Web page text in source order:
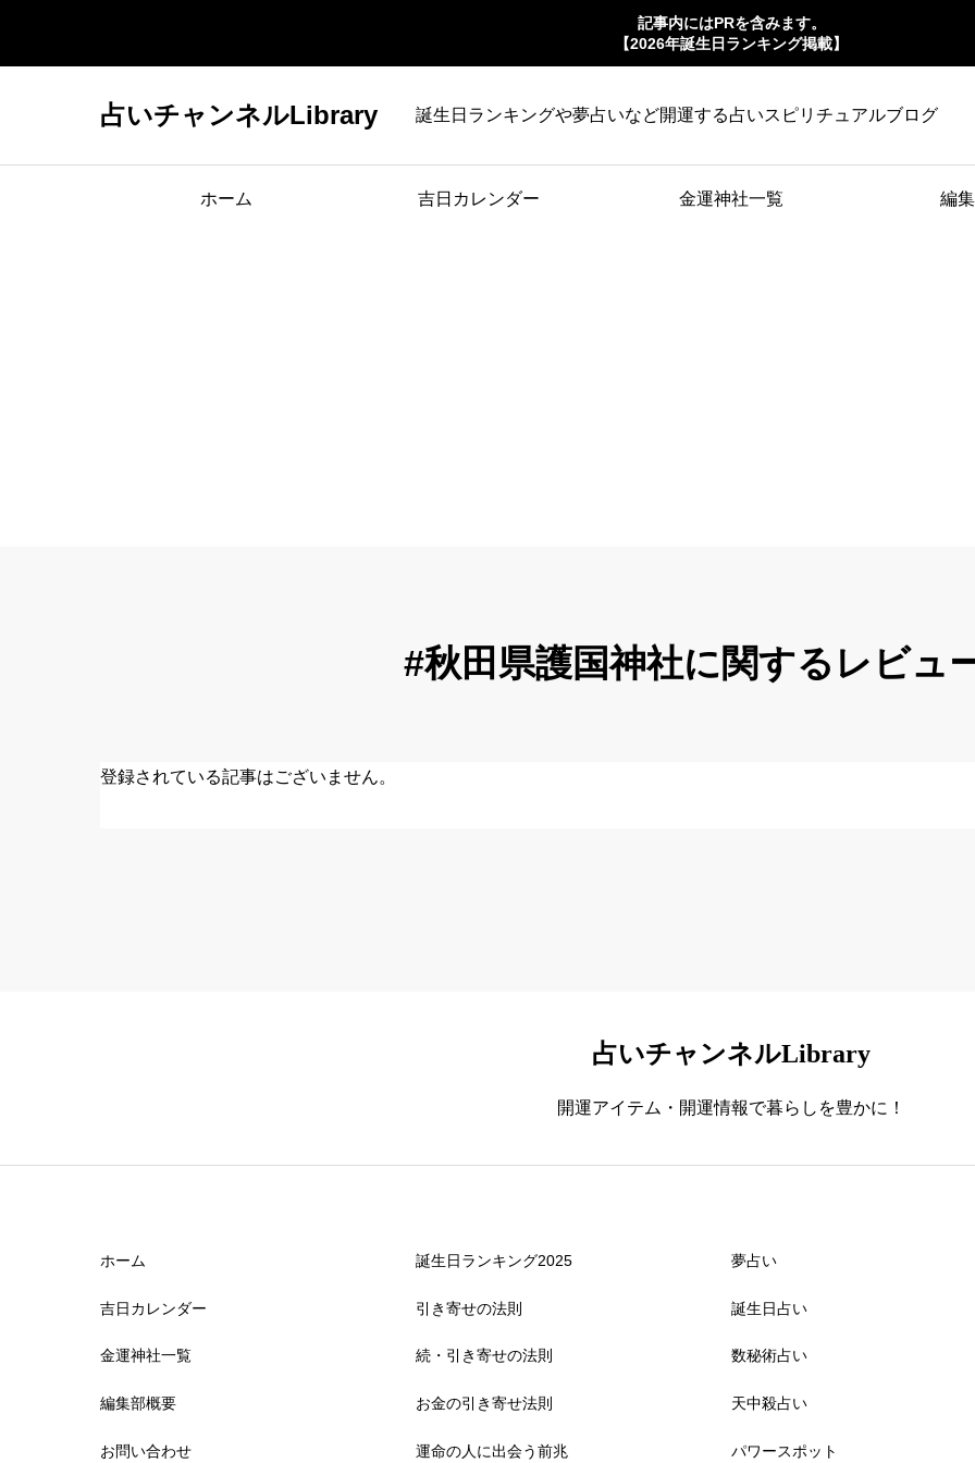
記事内にはPRを含みます。
【2026年誕生日ランキング掲載】
占いチャンネルLibrary 誕生日ランキングや夢占いなど開運する占いスピリチュアルブログ
ホーム 吉日カレンダー 金運神社一覧 編
#秋田県護国神社に関するレビュ
登録されている記事はございません。
占いチャンネルLibrary
開運アイテム・開運情報で暮らしを豊かに！
ホーム
吉日カレンダー
金運神社一覧
編集部概要
お問い合わせ
誕生日ランキング2025
引き寄せの法則
続・引き寄せの法則
お金の引き寄せ法則
運命の人に出会う前兆
夢占い
誕生日占い
数秘術占い
天中殺占い
パワースポット